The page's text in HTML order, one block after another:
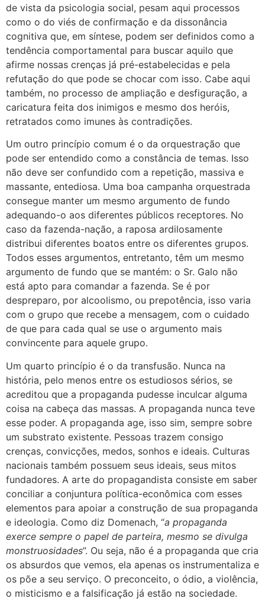
de vista da psicologia social, pesam aqui processos
como o do viés de confirmação e da dissonância
cognitiva que, em síntese, podem ser definidos como a
tendência comportamental para buscar aquilo que
afirme nossas crenças já pré-estabelecidas e pela
refutação do que pode se chocar com isso. Cabe aqui
também, no processo de ampliação e desfiguração, a
caricatura feita dos inimigos e mesmo dos heróis,
retratados como imunes às contradições.
Um outro princípio comum é o da orquestração que
pode ser entendido como a constância de temas. Isso
não deve ser confundido com a repetição, massiva e
massante, entediosa. Uma boa campanha orquestrada
consegue manter um mesmo argumento de fundo
adequando-o aos diferentes públicos receptores. No
caso da fazenda-nação, a raposa ardilosamente
distribui diferentes boatos entre os diferentes grupos.
Todos esses argumentos, entretanto, têm um mesmo
argumento de fundo que se mantém: o Sr. Galo não
está apto para comandar a fazenda. Se é por
despreparo, por alcoolismo, ou prepotência, isso varia
com o grupo que recebe a mensagem, com o cuidado
de que para cada qual se use o argumento mais
convincente para aquele grupo.
Um quarto princípio é o da transfusão. Nunca na
história, pelo menos entre os estudiosos sérios, se
acreditou que a propaganda pudesse inculcar alguma
coisa na cabeça das massas. A propaganda nunca teve
esse poder. A propaganda age, isso sim, sempre sobre
um substrato existente. Pessoas trazem consigo
crenças, convicções, medos, sonhos e ideais. Culturas
nacionais também possuem seus ideais, seus mitos
fundadores. A arte do propagandista consiste em saber
conciliar a conjuntura política-econômica com esses
elementos para apoiar a construção de sua propaganda
e ideologia. Como diz Domenach, “a propaganda
exerce sempre o papel de parteira, mesmo se divulga
monstruosidades”. Ou seja, não é a propaganda que cria
os absurdos que vemos, ela apenas os instrumentaliza e
os põe a seu serviço. O preconceito, o ódio, a violência,
o misticismo e a falsificação já estão na sociedade.